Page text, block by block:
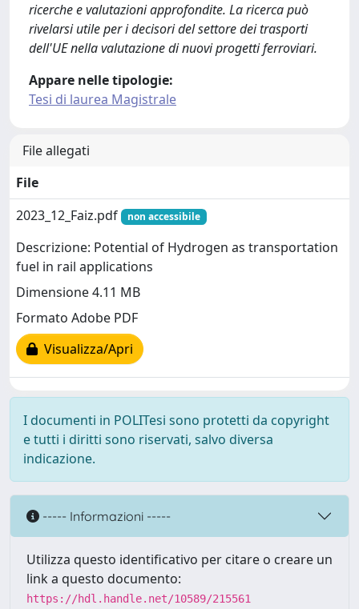
ricerche e valutazioni approfondite. La ricerca può
rivelarsi utile per i decisori del settore dei trasporti
dell'UE nella valutazione di nuovi progetti ferroviari.
Appare nelle tipologie:
Tesi di laurea Magistrale
File allegati
File
2023_12_Faiz.pdf
non accessibile
Descrizione: Potential of Hydrogen as transportation
fuel in rail applications
Dimensione 4.11 MB
Formato Adobe PDF
Visualizza/Apri
I documenti in POLITesi sono protetti da copyright
e tutti i diritti sono riservati, salvo diversa
indicazione.
----- Informazioni -----
Utilizza questo identificativo per citare o creare un
link a questo documento:
https://hdl.handle.net/10589/215561